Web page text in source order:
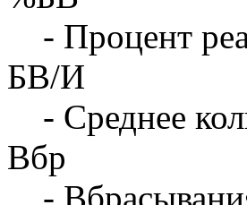
- Процент
БВ/И
- Среднее
Вбр
-